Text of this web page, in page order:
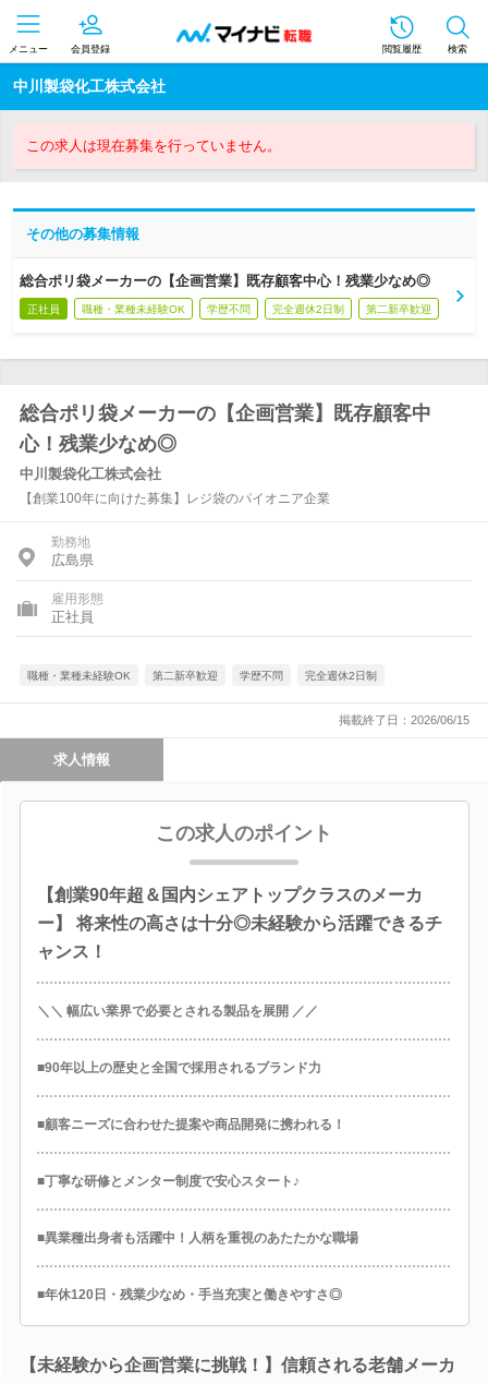
メニュー 会員登録 閲覧履歴 検索
中川製袋化工株式会社
この求人は現在募集を行っていません。
その他の募集情報
総合ポリ袋メーカーの【企画営業】既存顧客中心！残業少なめ◎
正社員 職種・業種未経験OK 学歴不問 完全週休2日制 第二新卒歓迎
総合ポリ袋メーカーの【企画営業】既存顧客中
心！残業少なめ◎
中川製袋化工株式会社
【創業100年に向けた募集】レジ袋のパイオニア企業
勤務地
広島県
雇用形態
正社員
職種・業種未経験OK 第二新卒歓迎 学歴不問 完全週休2日制
掲載終了日：2026/06/15
求人情報
この求人のポイント
【創業90年超＆国内シェアトップクラスのメーカ
ー】 将来性の高さは十分◎未経験から活躍できるチ
ャンス！
＼＼ 幅広い業界で必要とされる製品を展開 ／／
■90年以上の歴史と全国で採用されるブランド力
■顧客ニーズに合わせた提案や商品開発に携われる！
■丁寧な研修とメンター制度で安心スタート♪
■異業種出身者も活躍中！人柄を重視のあたたかな職場
■年休120日・残業少なめ・手当充実と働きやすさ◎
【未経験から企画営業に挑戦！】信頼される老舗メーカ